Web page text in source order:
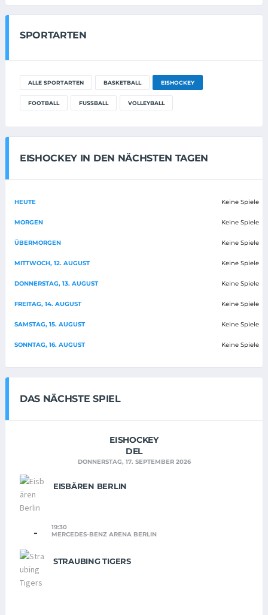
SPORTARTEN
ALLE SPORTARTEN BASKETBALL EISHOCKEY
FOOTBALL FUSSBALL VOLLEYBALL
EISHOCKEY IN DEN NÄCHSTEN TAGEN
HEUTE Keine Spiele
MORGEN Keine Spiele
ÜBERMORGEN Keine Spiele
MITTWOCH, 12. AUGUST Keine Spiele
DONNERSTAG, 13. AUGUST Keine Spiele
FREITAG, 14. AUGUST Keine Spiele
SAMSTAG, 15. AUGUST Keine Spiele
SONNTAG, 16. AUGUST Keine Spiele
DAS NÄCHSTE SPIEL
EISHOCKEY
DEL
DONNERSTAG, 17. SEPTEMBER 2026
EISBÄREN BERLIN
-
19:30
MERCEDES-BENZ ARENA BERLIN
STRAUBING TIGERS